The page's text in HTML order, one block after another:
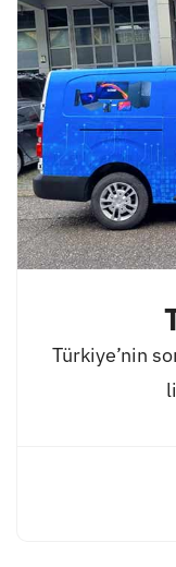
Türkiye’nin